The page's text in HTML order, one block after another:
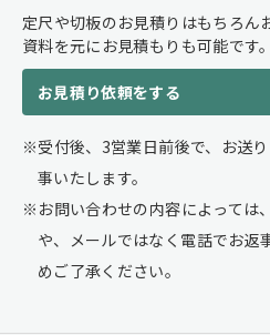
定尺や切板のお見積りはもちろん
資料を元にお見積もりも可能です。
お見積り依頼をする
受付後、3営業日前後で、お送
事いたします。
お問い合わせの内容によっては
や、メールではなく電話でお返
めご了承ください。